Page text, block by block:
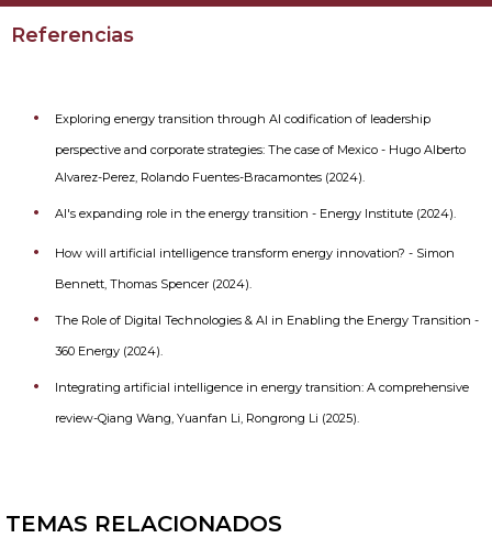
Referencias
Exploring energy transition through AI codification of leadership
perspective and corporate strategies: The case of Mexico - Hugo Alberto
Alvarez-Perez, Rolando Fuentes-Bracamontes (2024).
AI's expanding role in the energy transition - Energy Institute (2024).
How will artificial intelligence transform energy innovation? - Simon
Bennett, Thomas Spencer (2024).
The Role of Digital Technologies & AI in Enabling the Energy Transition -
360 Energy (2024).
Integrating artificial intelligence in energy transition: A comprehensive
review-Qiang Wang, Yuanfan Li, Rongrong Li (2025).
TEMAS RELACIONADOS